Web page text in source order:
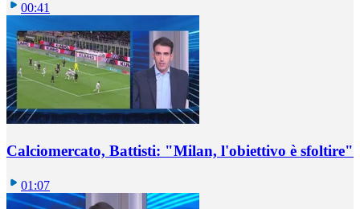
00:41
Calciomercato, Battisti: "Milan, l'obiettivo è sfoltire"
01:07